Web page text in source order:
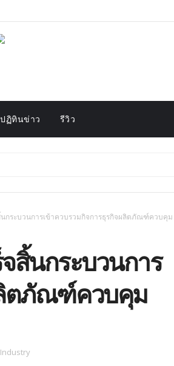
ปฏิทินข่าว รีวิว
สิ้นกระบวนการเข้าควบรวมกิจการธุรกิจผลิตภัณฑ์ควบคุม
สิ้นกระบวนการ
ตภัณฑ์ควบคุม
Industry